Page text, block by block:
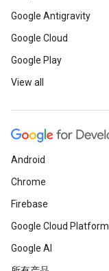
Google Antigravity
Google Cloud
Google Play
View all
Android
Chrome
Firebase
Google Cloud Platform
Google AI